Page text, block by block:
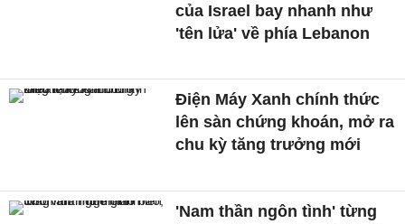
của Israel bay nhanh như
'tên lửa' về phía Lebanon
Điện Máy Xanh chính thức
lên sàn chứng khoán, mở ra
chu kỳ tăng trưởng mới
'Nam thần ngôn tình' từng